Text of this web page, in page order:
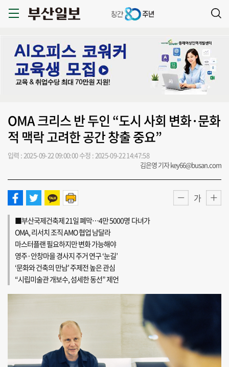
OMA 크리스 반 두인 “도시 사회 변화·문화
적 맥락 고려한 공간 창출 중요”
입력 : 2025-09-22 09:00:00수정 : 2025-09-22 14:47:58
김은영 기자 key66@busan.com
가
■부산국제건축제 21일 폐막…4만 5000명 다녀가
OMA, 리서치 조직 AMO 협업 남달라
마스터플랜 필요하지만 변화 가능해야
영주·안창마을 경사지 주거 연구 ‘눈길’
‘문화와 건축의 만남’ 주제전 높은 관심
“시립미술관 개보수, 섬세한 동선” 제언